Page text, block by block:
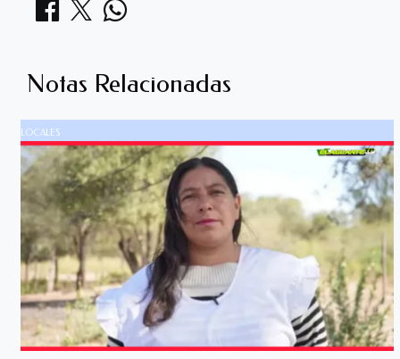
Notas Relacionadas
LOCALES